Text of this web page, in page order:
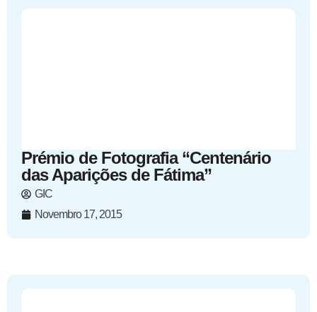
Prémio de Fotografia “Centenário
das Aparições de Fátima”
GIC
Novembro 17, 2015